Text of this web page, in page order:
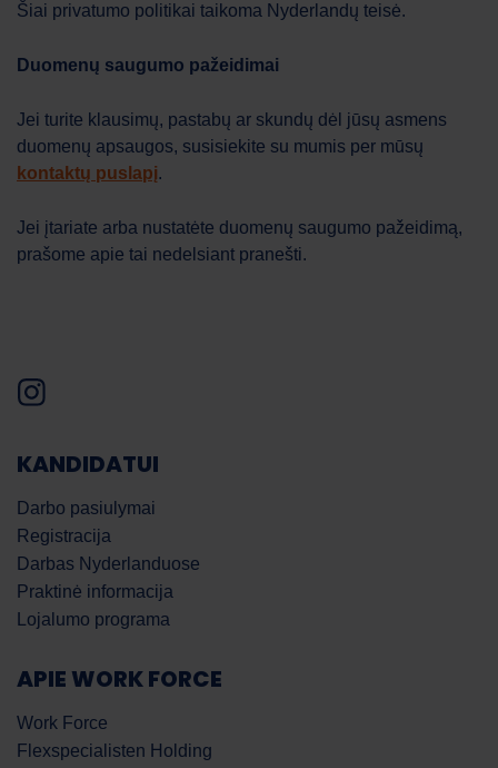
Šiai privatumo politikai taikoma Nyderlandų teisė.
Duomenų saugumo pažeidimai
Jei turite klausimų, pastabų ar skundų dėl jūsų asmens
duomenų apsaugos, susisiekite su mumis per mūsų
kontaktų puslapį.
Jei įtariate arba nustatėte duomenų saugumo pažeidimą,
prašome apie tai nedelsiant pranešti.
KANDIDATUI
Darbo pasiulymai
Registracija
Darbas Nyderlanduose
Praktinė informacija
Lojalumo programa
APIE WORK FORCE
Work Force
Flexspecialisten Holding